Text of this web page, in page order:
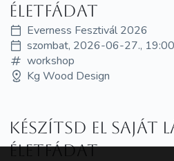
életfádat
Everness Fesztivál 2026
szombat, 2026-06-27.,
workshop
Kg Wood Design
Készítsd el saját
életfádat